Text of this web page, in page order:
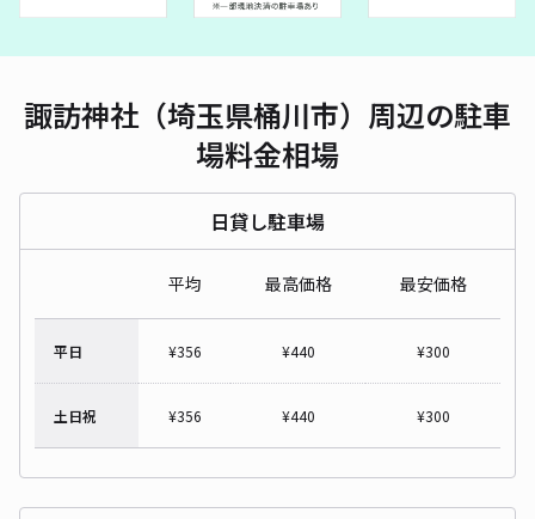
諏訪神社（埼玉県桶川市）周辺の駐車
場料金相場
日貸し駐車場
平均 最高価格 最安価格
平日 ¥356 ¥440 ¥300
土日祝 ¥356 ¥440 ¥300